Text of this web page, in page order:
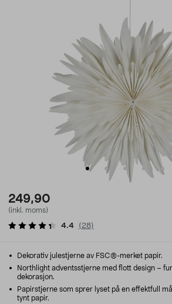
249,90
(inkl. moms)
4.4 ( 28)
Dekorativ julestjerne av FSC®-merket papir.
Northlight adventsstjerne med flott design –
dekorasjon.
Papirstjerne som sprer lyset på en effektfull
tynt papir.